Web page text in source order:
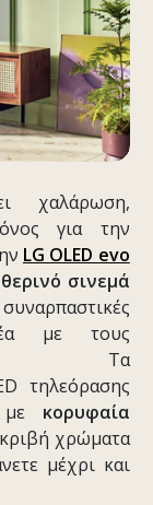
χαλάρωση,
για την
LG OLED evo
σινεμά
με τους
Τα
τηλεόρασης
με κορυφαία
χρώματα
μέχρι και